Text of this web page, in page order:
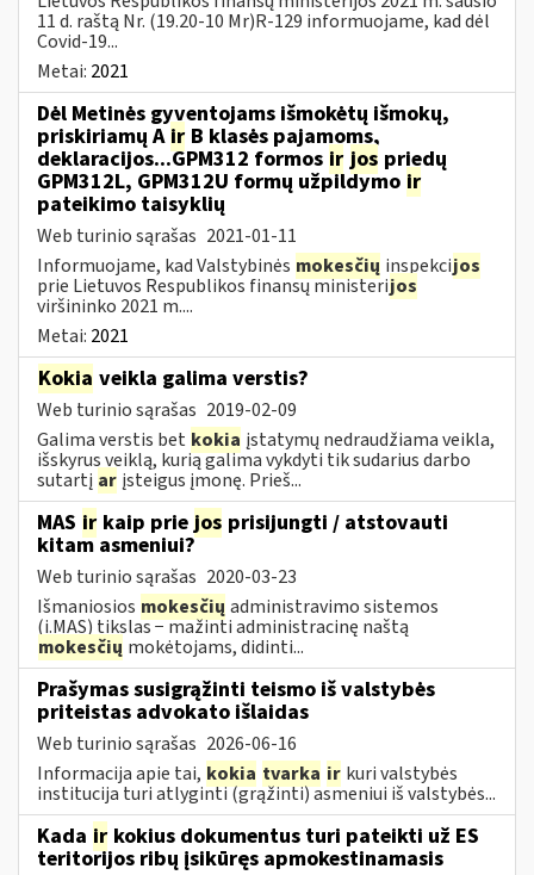
11 d. raštą Nr. (19.20-10 Mr)R-129 informuojame, kad dėl
Covid-19...
Metai: 2021
Dėl Metinės gyventojams išmokėtų išmokų,
priskiriamų A ir B klasės pajamoms,
deklaracijos...GPM312 formos ir jos priedų
GPM312L, GPM312U formų užpildymo ir
pateikimo taisyklių
Web turinio sąrašas 2021-01-11
Informuojame, kad Valstybinės mokesčių inspekcijos
prie Lietuvos Respublikos finansų ministerijos
viršininko 2021 m....
Metai: 2021
Kokia veikla galima verstis?
Web turinio sąrašas 2019-02-09
Galima verstis bet kokia įstatymų nedraudžiama veikla,
išskyrus veiklą, kurią galima vykdyti tik sudarius darbo
sutartį ar įsteigus įmonę. Prieš...
MAS ir kaip prie jos prisijungti / atstovauti
kitam asmeniui?
Web turinio sąrašas 2020-03-23
Išmaniosios mokesčių administravimo sistemos
(i.MAS) tikslas − mažinti administracinę naštą
mokesčių mokėtojams, didinti...
Prašymas susigrąžinti teismo iš valstybės
priteistas advokato išlaidas
Web turinio sąrašas 2026-06-16
Informacija apie tai, kokia tvarka ir kuri valstybės
institucija turi atlyginti (grąžinti) asmeniui iš valstybės...
Kada ir kokius dokumentus turi pateikti už ES
teritorijos ribų įsikūręs apmokestinamasis